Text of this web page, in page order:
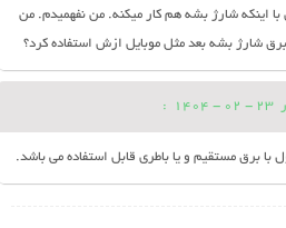
با اینکه شارژ بشه هم کار میکنه. من نفهمیدم. من
شارژ بشه بعد مثل موبایل ازش استفاده کرد؟
23 - 02 - 1404
:
با برق مستقیم و یا باطری قابل استفاده می باشد.